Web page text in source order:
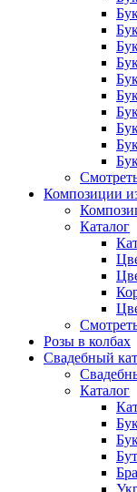
Композиции
Каталог
Розы в колбах
Свадебный
Каталог